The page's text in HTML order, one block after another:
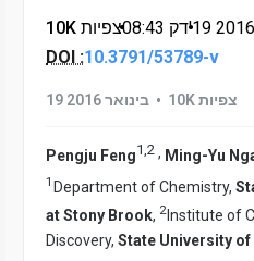
10K צפיות•08:43 דק'
•
DOI :10.3791/53789-v
19 בינואר 2016 • 10K צפיות
Pengju Feng1,2 , Ming-Yu
1 Department of Chemistry,
at Stony Brook, 2 Institute of
Discovery, State University of